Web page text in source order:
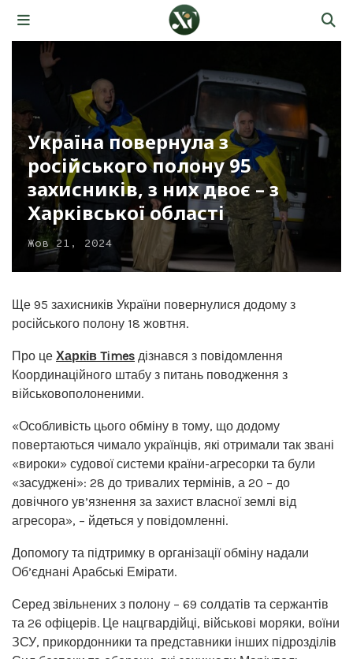
Україна повернула з
російського полону 95
захисників, з них двоє – з
Харківської області
Жов 21, 2024
Ще 95 захисників України повернулися додому з
російського полону 18 жовтня.
Про це Харків Times дізнався з повідомлення
Координаційного штабу з питань поводження з
військовополоненими.
«Особливість цього обміну в тому, що додому
повертаються чимало українців, які отримали так звані
«вироки» судової системи країни-агресорки та були
«засуджені»: 28 до тривалих термінів, а 20 – до
довічного ув’язнення за захист власної землі від
агресора», – йдеться у повідомленні.
Допомогу та підтримку в організації обміну надали
Об’єднані Арабські Емірати.
Серед звільнених з полону – 69 солдатів та сержантів
та 26 офіцерів. Це нацгвардійці, військові моряки, воїни
ЗСУ, прикордонники та представники інших підрозділів